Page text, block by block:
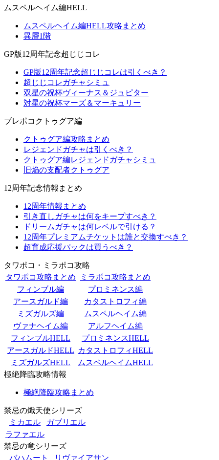
ムスペルヘイム編HELL
ムスペルヘイム編HELL攻略まとめ
異層1階
GP版12周年記念超じじコレ
GP版12周年記念超じじコレは引くべき？
超じじコレガチャシミュ
双星の祝杯ヴィーナス＆ジュピター
対星の祝杯マーズ＆マーキュリー
ブレポコクトゥグア編
クトゥグア編攻略まとめ
レジェンドガチャは引くべき？
クトゥグア編レジェンドガチャシミュ
旧焔の支配者クトゥグア
12周年記念情報まとめ
12周年情報まとめ
引き直しガチャは何をキープすべき？
ドリームガチャは何レベルで引ける？
12周年プレミアムチケットは誰と交換すべき？
超育成応援パックは買うべき？
タワポコ・ミラポコ攻略
タワポコ攻略まとめ
ミラポコ攻略まとめ
フィンブル編
プロミネンス編
アースガルド編
カタストロフィ編
ミズガルズ編
ムスペルヘイム編
ヴァナヘイム編
アルフヘイム編
フィンブルHELL
プロミネンスHELL
アースガルドHELL カタストロフィHELL
ミズガルズHELL
ムスペルヘイムHELL
極絶降臨攻略情報
極絶降臨攻略まとめ
禁忌の熾天使シリーズ
ミカエル
ガブリエル
ラファエル
禁忌の竜シリーズ
バハムート
リヴァイアサン